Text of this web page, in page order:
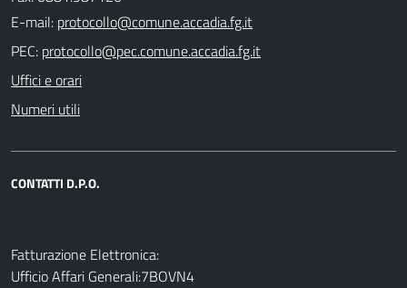
E-mail:
PEC:
Uffici e orari
Numeri utili
CONTATTI D.P.O.
Fatturazione Elettronica:
Ufficio Affari Generali:7BOVN4